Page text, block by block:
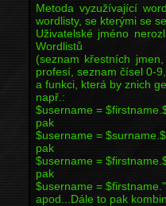
Metoda vyzužívající
wordlisty, se kterými se
Uživatelské jméno
Wordlistů
(seznam křestních
profesí, seznam čísel 0-
a funkci, která by znich
např.:
$username =
pak
$username =
pak
$username =
pak
$username =
apod...Dále to pak